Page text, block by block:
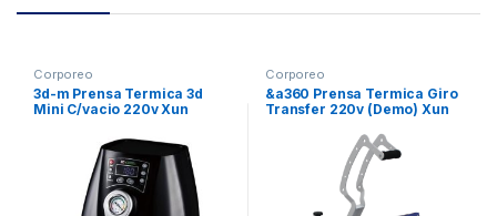
Corporeo
3d-m Prensa Termica 3d
Mini C/vacio 220v Xun
Corporeo
&a360 Prensa Termica Giro
Transfer 220v (Demo) Xun